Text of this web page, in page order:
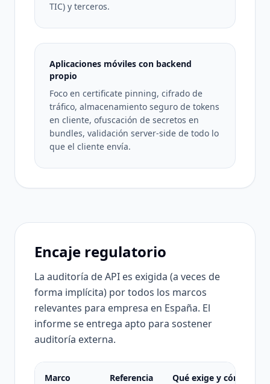
TIC) y terceros.
Aplicaciones móviles con backend
propio
Foco en certificate pinning, cifrado de
tráfico, almacenamiento seguro de tokens
en cliente, ofuscación de secretos en
bundles, validación server-side de todo lo
que el cliente envía.
Encaje regulatorio
La auditoría de API es exigida (a veces de
forma implícita) por todos los marcos
relevantes para empresa en España. El
informe se entrega apto para sostener
auditoría externa.
Marco Referencia Qué exige y cómo lo